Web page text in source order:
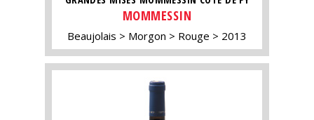
MOMMESSIN
Beaujolais Morgon Rouge 2013